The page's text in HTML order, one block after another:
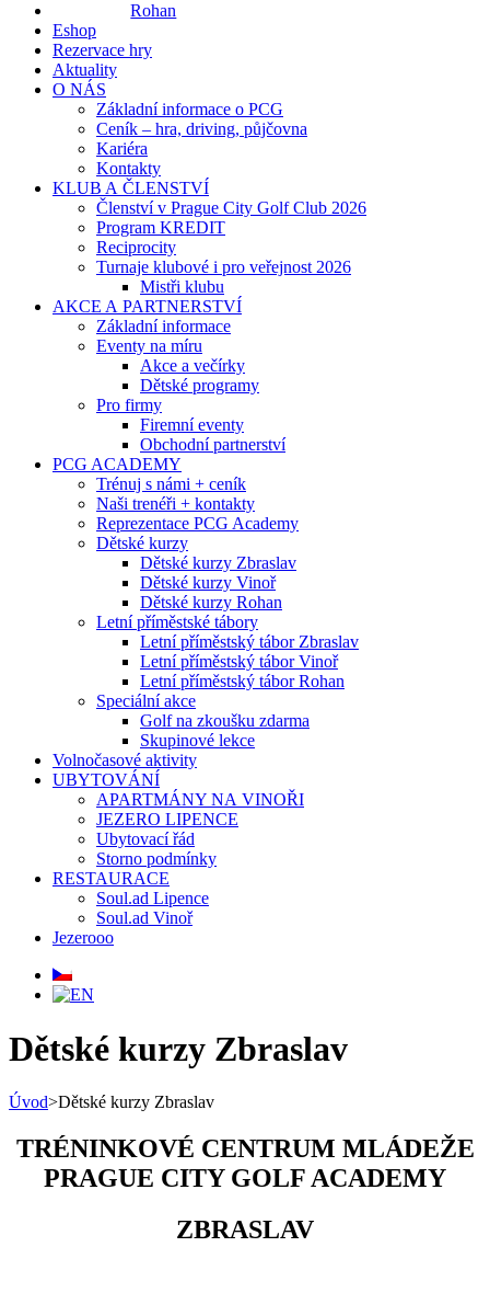
Rohan
Eshop
Rezervace hry
Aktuality
O NÁS
Základní informace o PCG
Ceník – hra, driving, půjčovna
Kariéra
Kontakty
KLUB A ČLENSTVÍ
Členství v Prague City Golf Club 2026
Program KREDIT
Reciprocity
Turnaje klubové i pro veřejnost 2026
Mistři klubu
AKCE A PARTNERSTVÍ
Základní informace
Eventy na míru
Akce a večírky
Dětské programy
Pro firmy
Firemní eventy
Obchodní partnerství
PCG ACADEMY
Trénuj s námi + ceník
Naši trenéři + kontakty
Reprezentace PCG Academy
Dětské kurzy
Dětské kurzy Zbraslav
Dětské kurzy Vinoř
Dětské kurzy Rohan
Letní příměstské tábory
Letní příměstský tábor Zbraslav
Letní příměstský tábor Vinoř
Letní příměstský tábor Rohan
Speciální akce
Golf na zkoušku zdarma
Skupinové lekce
Volnočasové aktivity
UBYTOVÁNÍ
APARTMÁNY NA VINOŘI
JEZERO LIPENCE
Ubytovací řád
Storno podmínky
RESTAURACE
Soul.ad Lipence
Soul.ad Vinoř
Jezerooo
Dětské kurzy Zbraslav
Úvod>Dětské kurzy Zbraslav
TRÉNINKOVÉ CENTRUM MLÁDEŽE
PRAGUE CITY GOLF ACADEMY
ZBRASLAV